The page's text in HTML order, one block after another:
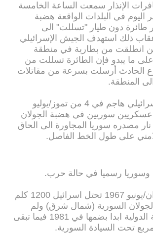
الإنذار سمعت الساعة الخامسة
اليوم في البلدات الواقعة هضبة
طائرة دون طيار "تسللت" الى
ذلك استهدف الجيش الإسرائيلي
انطلقت من بطارية في منطقة
ما يبدو فإن الطائرة تسللت من
الحادث أرسلت بسرعة من مقاتلات
المنطقة.
وكان الجيش الاسرائيلي هاجم في 4 من تموز/يوليو
سوريين في هضبة الجولان
مصدره سوريا المجاورة الى الحاق
على طول الخط الفاصل.
وسوريا رسميا في حالة حرب.
ومنذ حرب حزيران/يونيو 1967 تحتل اسرائيل 1200 كلم
السورية (شمال شرق) ولم
تعترف المجموعة الدولية ابدا بضمها في 1981 فيما تبقى